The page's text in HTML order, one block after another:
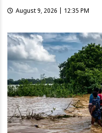
August 9, 2026 | 12:35 PM